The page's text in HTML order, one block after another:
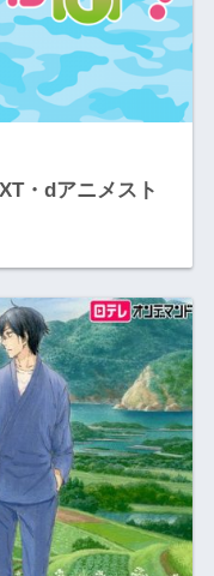
・dアニメスト